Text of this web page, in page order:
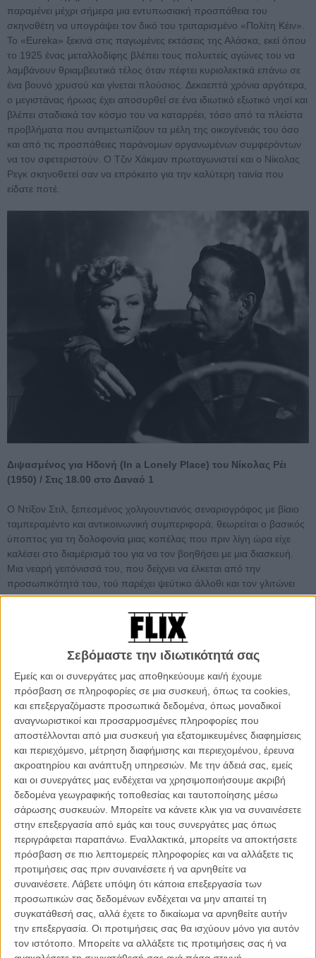
Σεβόμαστε την ιδιωτικότητά σας
Εμείς και οι συνεργάτες μας αποθηκεύουμε και/ή έχουμε
πρόσβαση σε πληροφορίες σε μια συσκευή, όπως τα cookies,
και επεξεργαζόμαστε προσωπικά δεδομένα, όπως μοναδικοί
αναγνωριστικοί και προσαρμοσμένες πληροφορίες που
αποστέλλονται από μια συσκευή για εξατομικευμένες διαφημίσεις
και περιεχόμενο, μέτρηση διαφήμισης και περιεχομένου, έρευνα
ακροατηρίου και ανάπτυξη υπηρεσιών. Με την άδειά σας, εμείς
και οι συνεργάτες μας ενδέχεται να χρησιμοποιήσουμε ακριβή
δεδομένα γεωγραφικής τοποθεσίας και ταυτοποίησης μέσω
σάρωσης συσκευών. Μπορείτε να κάνετε κλικ για να συναινέσετε
στην επεξεργασία από εμάς και τους συνεργάτες μας όπως
περιγράφεται παραπάνω. Εναλλακτικά, μπορείτε να αποκτήσετε
πρόσβαση σε πιο λεπτομερείς πληροφορίες και να αλλάξετε τις
προτιμήσεις σας πριν συναινέσετε ή να αρνηθείτε να
συναινέσετε. Λάβετε υπόψη ότι κάποια επεξεργασία των
προσωπικών σας δεδομένων ενδέχεται να μην απαιτεί τη
συγκατάθεσή σας, αλλά έχετε το δικαίωμα να αρνηθείτε αυτήν
την επεξεργασία. Οι προτιμήσεις σας θα ισχύουν μόνο για αυτόν
τον ιστότοπο. Μπορείτε να αλλάξετε τις προτιμήσεις σας ή να
παραμένει μέχρι σήμερα μια εντυπωσιακή προσπάθεια του
σκηνοθέτη να υπογράψει τον δικό του τριπαρισμένο «Πολίτη Κέιν».
Το «Eureka» ξεκινά στις παγωμένες εκτάσεις της Αλάσκα, εκεί όπου
το 1925 ένας μεταλλοδίφης βλέπει τους πολυετείς αγώνες του να
λαμβάνουν θριαμβευτικά τέλος όταν πέφτει κυριολεκτικά επάνω σε
ένα βουνό χρυσού και γίνεται πλούσιος. Δεκαεπτά χρόνια αργότερα,
ο μεγιστάνας ήρωας έχει αποσυρθεί σε ένα ιδιωτικό εξωτικό νησί και
βλέπει σταδιακά τον κόσμο του να καταρρέει, τόσο από τα πλείστα
προβλήματα που αντιμετωπίζουν τα μέλη της οικογένειάς του όσο
και από τις προσπάθειες παράνομων οργανωμένων συμφερόντων
να τον σφετεριστούν. Ο Τζιν Χάκμαν πρωταγωνιστεί και ο Νίκολας
Ρεγκ σκηνοθετεί σαν να επρόκειτο για την καλύτερη ταινία που
είδατε ποτέ.
Διψασμένος για Ηδονή (In a Lonely Place) του Νίκολας Ρέι
(1950) / Στις 18.00 στο Δαναό 1
Ο Ντίξον Στιλ, ξεπεσμένος χολιγουντιανός σεναριογράφος με βίαιο
ταμπεραμέντο και αντικοινωνική συμπεριφορά, θεωρείται ο βασικός
ύποπτος για τη δολοφονία μιας κοπέλας που πριν λίγη ώρα είχε
καλέσει στο διαμέρισμά του για να τον βοηθήσει με μια διασκευή.
Μια νεαρή γειτόνισσά του, που δείχνει να έλκεται από την
προσωπικότητά του, τού παρέχει ψεύτικο άλλοθι και τον γλιτώνει
από τις Αρχές. Ωστόσο, όσο περισσότερο δένεται μαζί του, άλλο
τόσο οι αμφιβολίες της ως προς την πραγματική του ταυτότητα
ρίχνουν βαριά την σκιά τους πάνω στην εύθραυστη σχέση τους. To
αριστούργημα του Νίκολας Ρέι με τον Χάμφρεϊ Μπόγκαρντ και την
Γκλόρια Γκρέιαμ, μια σκοτεινή κριτική πάνω στον κόσμο του
θεάματος, στο ίδιο το είδος του φιλμ νουάρ και την απέραντη
μελαγχολία του αμερικανικού ονείρου.
Ο Πρίγκιπας του Μπρόντγουεϊ (Prince of Broadway) του Σον
Μπέικερ (2008) / Στις 19.00 στo Odeon Οπερα 2